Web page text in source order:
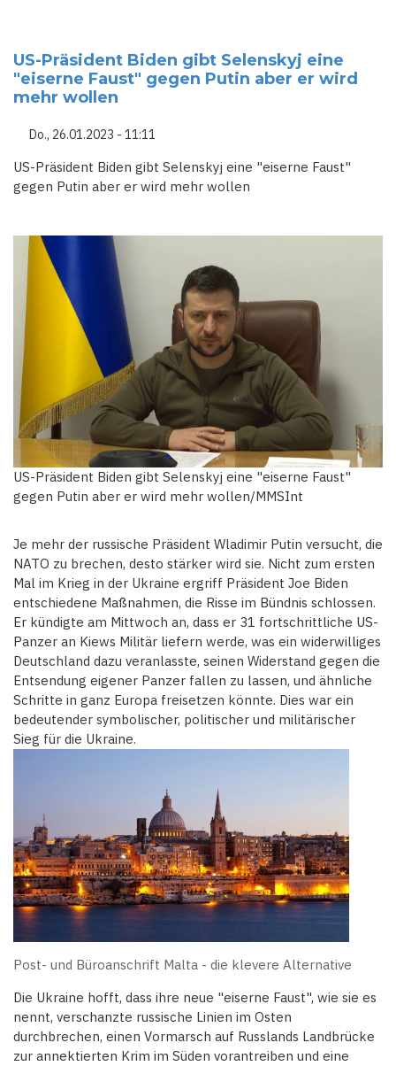
US-Präsident Biden gibt Selenskyj eine
"eiserne Faust" gegen Putin aber er wird
mehr wollen
Do., 26.01.2023 - 11:11
US-Präsident Biden gibt Selenskyj eine "eiserne Faust"
gegen Putin aber er wird mehr wollen
US-Präsident Biden gibt Selenskyj eine "eiserne Faust"
gegen Putin aber er wird mehr wollen/MMSInt
Je mehr der russische Präsident Wladimir Putin versucht, die
NATO zu brechen, desto stärker wird sie. Nicht zum ersten
Mal im Krieg in der Ukraine ergriff Präsident Joe Biden
entschiedene Maßnahmen, die Risse im Bündnis schlossen.
Er kündigte am Mittwoch an, dass er 31 fortschrittliche US-
Panzer an Kiews Militär liefern werde, was ein widerwilliges
Deutschland dazu veranlasste, seinen Widerstand gegen die
Entsendung eigener Panzer fallen zu lassen, und ähnliche
Schritte in ganz Europa freisetzen könnte. Dies war ein
bedeutender symbolischer, politischer und militärischer
Sieg für die Ukraine.
Post- und Büroanschrift Malta - die klevere Alternative
Die Ukraine hofft, dass ihre neue "eiserne Faust", wie sie es
nennt, verschanzte russische Linien im Osten
durchbrechen, einen Vormarsch auf Russlands Landbrücke
zur annektierten Krim im Süden vorantreiben und eine